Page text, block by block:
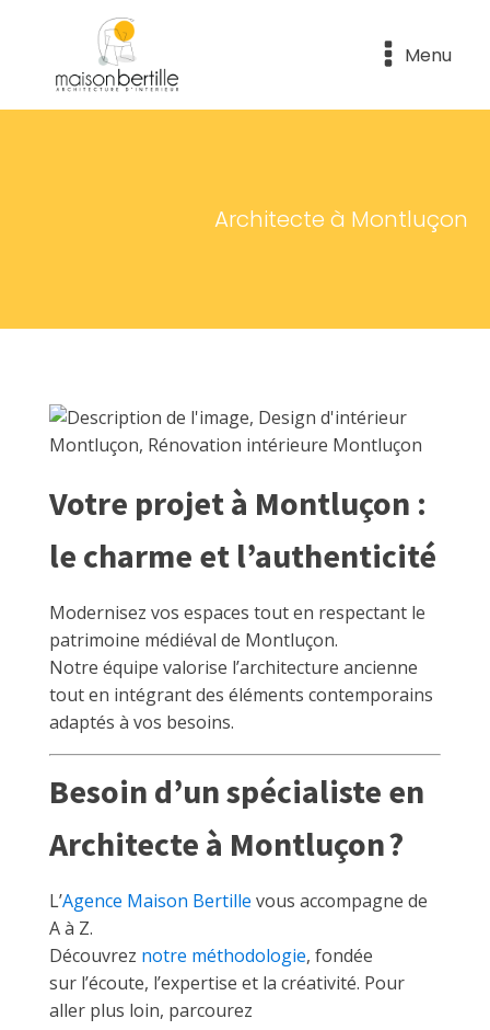
Menu
Architecte à Montluçon
Votre projet à Montluçon :
le charme et l’authenticité
Modernisez vos espaces tout en respectant le
patrimoine médiéval de Montluçon.
Notre équipe valorise l’architecture ancienne
tout en intégrant des éléments contemporains
adaptés à vos besoins.
Besoin d’un spécialiste en
Architecte à Montluçon ?
L’Agence Maison Bertille vous accompagne de
A à Z.
Découvrez notre méthodologie, fondée
sur l’écoute, l’expertise et la créativité. Pour
aller plus loin, parcourez